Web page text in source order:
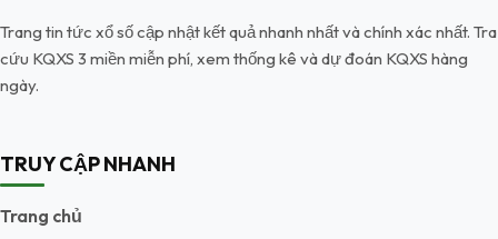
Trang tin tức xổ số cập nhật kết quả nhanh nhất và chính xác nhất. Tra
cứu KQXS 3 miền miễn phí, xem thống kê và dự đoán KQXS hàng
ngày.
TRUY CẬP NHANH
Trang chủ